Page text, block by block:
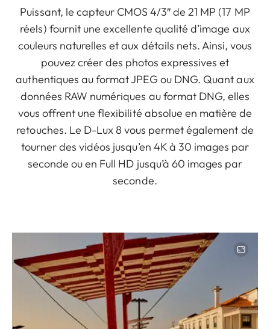
Puissant, le capteur CMOS 4/3″ de 21 MP (17 MP
réels) fournit une excellente qualité d’image aux
couleurs naturelles et aux détails nets. Ainsi, vous
pouvez créer des photos expressives et
authentiques au format JPEG ou DNG. Quant aux
données RAW numériques au format DNG, elles
vous offrent une flexibilité absolue en matière de
retouches. Le D-Lux 8 vous permet également de
tourner des vidéos jusqu’en 4K à 30 images par
seconde ou en Full HD jusqu’à 60 images par
seconde.